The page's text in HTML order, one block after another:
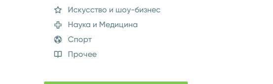
Искусство и шоу-бизнес
Наука и Медицина
Спорт
Прочее